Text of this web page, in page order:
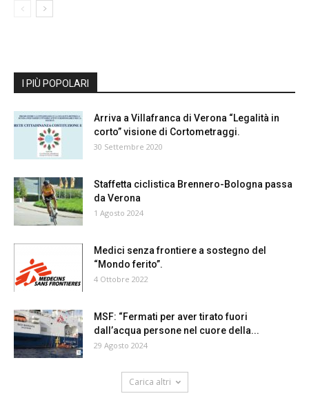
I PIÙ POPOLARI
Arriva a Villafranca di Verona “Legalità in
corto” visione di Cortometraggi.
30 Settembre 2020
Staffetta ciclistica Brennero-Bologna passa
da Verona
1 Agosto 2024
Medici senza frontiere a sostegno del
“Mondo ferito”.
4 Ottobre 2022
MSF: “Fermati per aver tirato fuori
dall’acqua persone nel cuore della...
29 Agosto 2024
Carica altri